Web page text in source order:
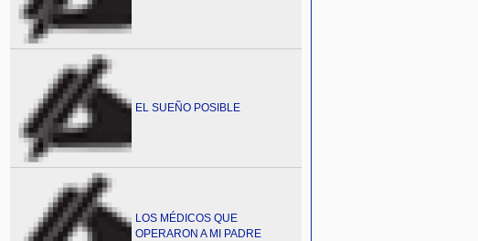
EL SUEÑO POSIBLE
LOS MÉDICOS QUE
OPERARON A MI PADRE